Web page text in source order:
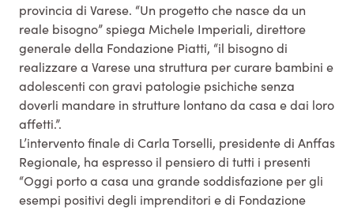
provincia di Varese. “Un progetto che nasce da un
reale bisogno” spiega Michele Imperiali, direttore
generale della Fondazione Piatti, “il bisogno di
realizzare a Varese una struttura per curare bambini e
adolescenti con gravi patologie psichiche senza
doverli mandare in strutture lontano da casa e dai loro
affetti.”.
L’intervento finale di Carla Torselli, presidente di Anffas
Regionale, ha espresso il pensiero di tutti i presenti
“Oggi porto a casa una grande soddisfazione per gli
esempi positivi degli imprenditori e di Fondazione